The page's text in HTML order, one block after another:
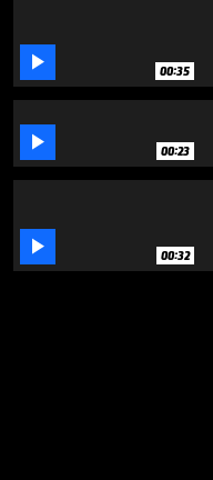
 00:35
 00:23
 00:32